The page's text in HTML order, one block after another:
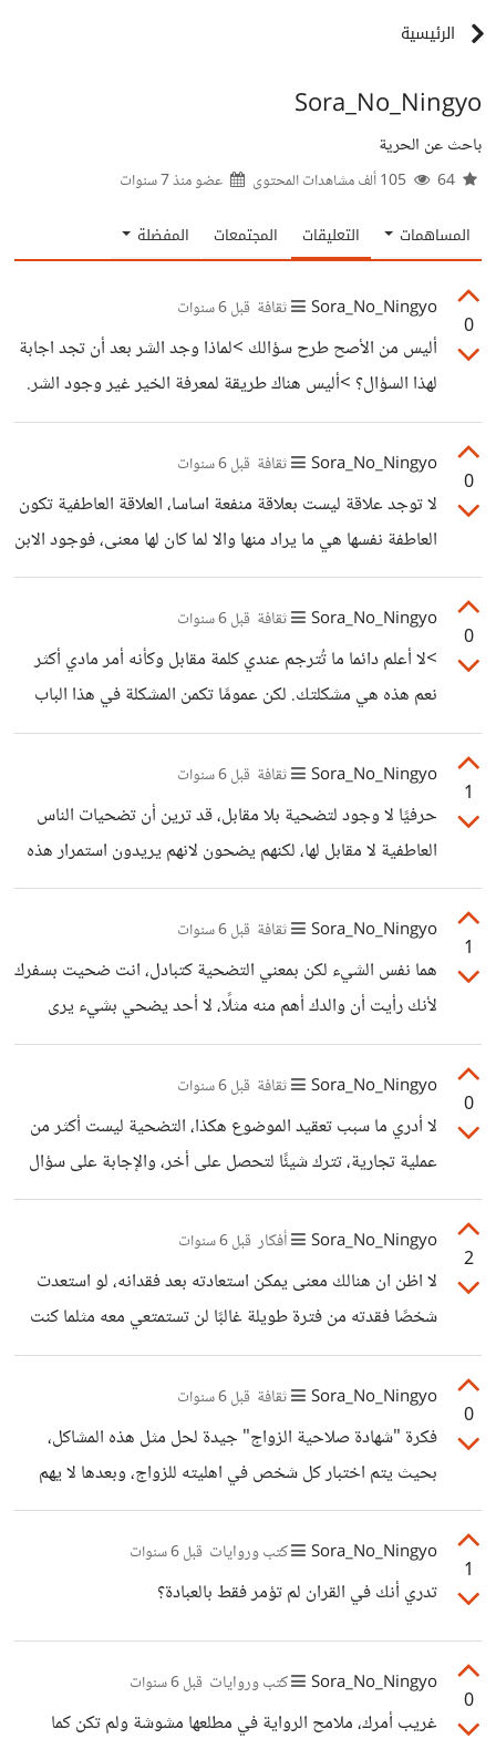
الرئيسية
Sora_No_Ningyo
باحث عن الحرية
عضو منذ7 سنوات
المساهمات التعليقات المجتمعات المفضلة
0
Sora_No_Ningyo ثقافة قبل 6 سنوات
أليس من الأصح طرح سؤالك >لماذا وجد الشر بعد أن تجد اجابة
لهذا السؤال؟ >أليس هناك طريقة لمعرفة الخير غير وجود الشر.
0
Sora_No_Ningyo ثقافة قبل 6 سنوات
لا توجد علاقة ليست بعلاقة منفعة اساسا، العلاقة العاطفية تكون
العاطفة نفسها هي ما يراد منها والا لما كان لها معنى، فوجود الابن
و الزوج او الوالد محكوم بمنفعة عاطفية، فلو كان والدك او ابنك
او زوجك يسيئ معاملتك بشدة لدرجة لا تطيقينها، فأكيد لن
تضحي من اجله، ولو فعلت فلاسترجاعه كما كان قبل ان يسيئ
معاملتك وليس ليستمر في ذلك
0
Sora_No_Ningyo ثقافة قبل 6 سنوات
>لا أعلم دائما ما تُترجم عندي كلمة مقابل وكأنه أمر مادي أكثر
نعم هذه هي مشكلتك. لكن عمومًا تكمن المشكلة في هذا الباب
في تقديرنا، بم نضحي و لأجل ماذا، لا تكون الأولويات في الحياة
عادة واضحة، وقد لا تملك الكثير لتضحي به، كما أنه قد تضيع
تضحياتك هباء اذا ضحيت بها بشكل خاطئ "وهنا أعني بأن يكون
ما ستملكه نتيجة تضحيتك مستولى عليه من طرف ثالث" ، كما
1
Sora_No_Ningyo ثقافة قبل 6 سنوات
حرفيًا لا وجود لتضحية بلا مقابل، قد ترين أن تضحيات الناس
العاطفية لا مقابل لها، لكنهم يضحون لانهم يريدون استمرار هذه
العلاقة، قد تكون مضرة او لا هذا ليس موضع نفاش، لكن ما يراه
هو انها اعلى قيمة من المضحى به، ولذات السبب تجدين مفهوم
التضحية من اجل الوطن صار مزحة، بعد ان كان شرفًا
1
Sora_No_Ningyo ثقافة قبل 6 سنوات
هما نفس الشيء لكن بمعني التضحية كتبادل، انت ضحيت بسفرك
لأنك رأيت أن والدك أهم منه مثلًا، لا أحد يضحي بشيء يرى
مقابله مكسبًا ضحلًا، تبعًا لفكرة أن لا أحد يؤذي نفسه بشيء
يدري أنه سيضره، أو لا يكسب أفضل منه
0
Sora_No_Ningyo ثقافة قبل 6 سنوات
لا أدري ما سبب تعقيد الموضوع هكذا، التضحية ليست أكثر من
عملية تجارية، تترك شيئًا لتحصل على أخر، والإجابة على سؤال
لماذا تضحي ولاجل ماذا بسيط، ضحِ بإذا أردت شيئًا ورأيت أنه ذو
قيمة أعلى من حياتك أو يساويها وتريده أكثر.
2
Sora_No_Ningyo أفكار قبل 6 سنوات
لا اظن ان هنالك معنى يمكن استعادته بعد فقدانه، لو استعدت
شخصًا فقدته من فترة طويلة غالبًا لن تستمتعي معه مثلما كنت
تفعلين، فلا أنت الشخص ذاته ولا هو الشخص ذاته، ولو كان هو
ذاته فعدم تطوير طريقة للتأقلم مع التغيرات في شخصيتك
سيحد من إمكانية التفاعل بشكل كبير، يُرى الأمر بصورة أوضح
عند تفاعل الأشخاص مع شخص عزيز عليهم تغير فجأة، أو الابناء
الذين يكرهون اباهم اذا كان لا يتواصل معهم كثيرا، لذا ارى رد
0
Sora_No_Ningyo ثقافة قبل 6 سنوات
فكرة "شهادة صلاحية الزواج" جيدة لحل مثل هذه المشاكل،
بحيث يتم اختبار كل شخص في اهليته للزواج، وبعدها لا يهم
عمره ولو كان بلغ منذ ساعة
1
Sora_No_Ningyo كتب وروايات قبل 6 سنوات
تدري أنك في القران لم تؤمر فقط بالعبادة؟
0
Sora_No_Ningyo كتب وروايات قبل 6 سنوات
غريب أمرك، ملامح الرواية في مطلعها مشوشة ولم تكن كما